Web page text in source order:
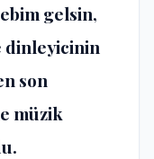
gelsin,
dinleyicinin
son
müzik